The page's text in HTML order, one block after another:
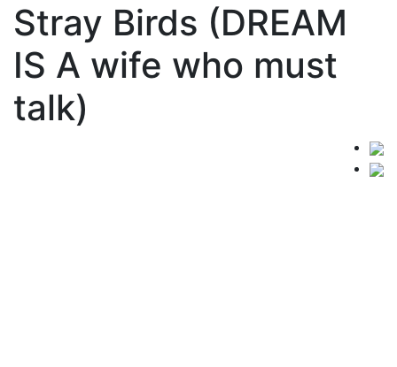
Stray Birds (DREAM
IS A wife who must
talk)